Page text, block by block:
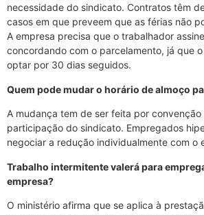
necessidade do sindicato. Contratos têm
casos em que preveem que as férias não
A empresa precisa que o trabalhador
concordando com o parcelamento, já que
optar por 30 dias seguidos.
Quem pode mudar o horário de almoço
A mudança tem de ser feita por
participação do sindicato. Empregados
negociar a redução individualmente com o
Trabalho intermitente valerá para
empresa?
O ministério afirma que se aplica à